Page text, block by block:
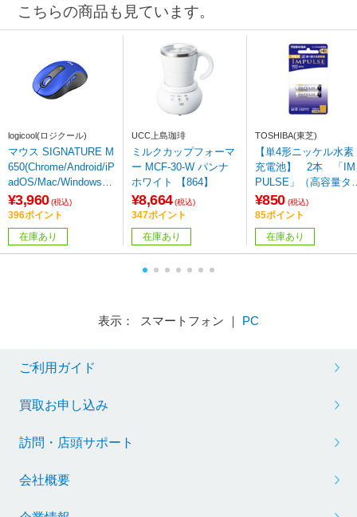
こちらの商品も見ています。
logicool(ロジクール)
マウス SIGNATURE M
650(Chrome/Android/iP
adOS/Mac/Windows11
対応) ブルー M650MB
L ［光学式 /無線(ワイ
ヤレス) /5ボタン /Blue
tooth・USB］
¥3,960 (税込)
396ポイント
在庫あり
UCC上島珈琲
ミルクカップフォーマ
ー MCF-30-W パンナ
ホワイト 【864】
¥8,664 (税込)
347ポイント
在庫あり
TOSHIBA(東芝)
【単4形ニッケル水素
充電池】 2本 「IM
PULSE」（高容量タ
プ） TNH-4AH 2P
¥850 (税込)
85ポイント
在庫あり
表示： スマートフォン ｜ PC
ご利用ガイド
買取お申し込み
訪問・店頭サポート
会社概要